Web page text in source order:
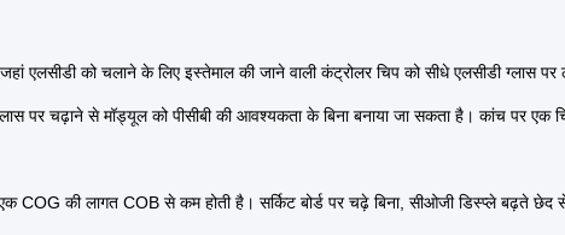
एलसीडी को चलाने के लिए इस्तेमाल की जाने वाली कंट्रोलर चिप को सीधे एलसीडी ग्लास पर
पर चढ़ाने से मॉड्यूल को पीसीबी की आवश्यकता के बिना बनाया जा सकता है। कांच पर एक
COG की लागत COB से कम होती है। सर्किट बोर्ड पर चढ़े बिना, सीओजी डिस्प्ले बढ़ते